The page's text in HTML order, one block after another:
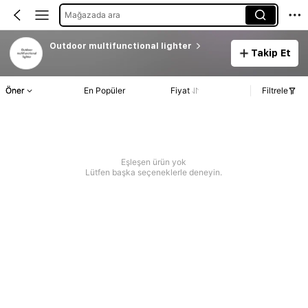
Mağazada ara
Outdoor multifunctional lighter
Takip Et
Öner En Popüler Fiyat Filtrele
Eşleşen ürün yok
Lütfen başka seçeneklerle deneyin.